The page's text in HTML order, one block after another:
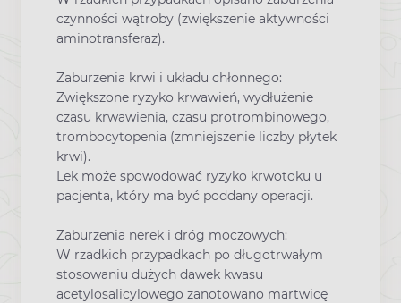
czynności wątroby (zwiększenie aktywności
aminotransferaz).
Zaburzenia krwi i układu chłonnego:
Zwiększone ryzyko krwawień, wydłużenie
czasu krwawienia, czasu protrombinowego,
trombocytopenia (zmniejszenie liczby płytek
krwi).
Lek może spowodować ryzyko krwotoku u
pacjenta, który ma być poddany operacji.
Zaburzenia nerek i dróg moczowych:
W rzadkich przypadkach po długotrwałym
stosowaniu dużych dawek kwasu
acetylosalicylowego zanotowano martwicę